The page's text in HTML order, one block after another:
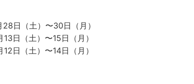
日（土）〜30日（月）
日（土）〜15日（月）
日（土）〜14日（月）